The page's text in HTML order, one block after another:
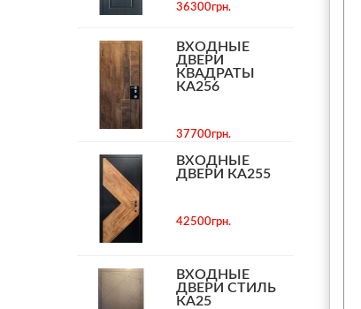
36300грн.
ВХОДНЫЕ
ДВЕРИ
КВАДРАТЫ
КА256
37700грн.
ВХОДНЫЕ
ДВЕРИ КА255
42500грн.
ВХОДНЫЕ
ДВЕРИ СТИЛЬ
КА25